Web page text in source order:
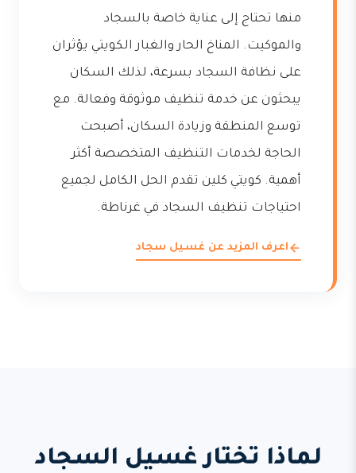
منها تحتاج إلى عناية خاصة بالسجاد
والموكيت. المناخ الحار والغبار الكويتي يؤثران
على نظافة السجاد بسرعة، لذلك السكان
يبحثون عن خدمة تنظيف موثوقة وفعالة. مع
توسع المنطقة وزيادة السكان، أصبحت
الحاجة لخدمات التنظيف المتخصصة أكثر
أهمية. كويتي كلين تقدم الحل الكامل لجميع
احتياجات تنظيف السجاد في غرناطة.
اعرف المزيد عن غسيل سجاد
لماذا تختار غسيل السجاد